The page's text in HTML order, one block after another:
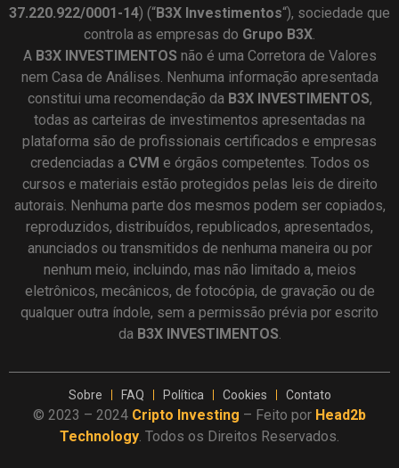
37.220.922/0001-14) (“B3X Investimentos“), sociedade que
controla as empresas do Grupo B3X.
A B3X INVESTIMENTOS não é uma Corretora de Valores
nem Casa de Análises. Nenhuma informação apresentada
constitui uma recomendação da B3X INVESTIMENTOS,
todas as carteiras de investimentos apresentadas na
plataforma são de profissionais certificados e empresas
credenciadas a CVM e órgãos competentes. Todos os
cursos e materiais estão protegidos pelas leis de direito
autorais. Nenhuma parte dos mesmos podem ser copiados,
reproduzidos, distribuídos, republicados, apresentados,
anunciados ou transmitidos de nenhuma maneira ou por
nenhum meio, incluindo, mas não limitado a, meios
eletrônicos, mecânicos, de fotocópia, de gravação ou de
qualquer outra índole, sem a permissão prévia por escrito
da B3X INVESTIMENTOS.
Sobre FAQ Política Cookies Contato
© 2023 – 2024 Cripto Investing – Feito por Head2b
Technology. Todos os Direitos Reservados.